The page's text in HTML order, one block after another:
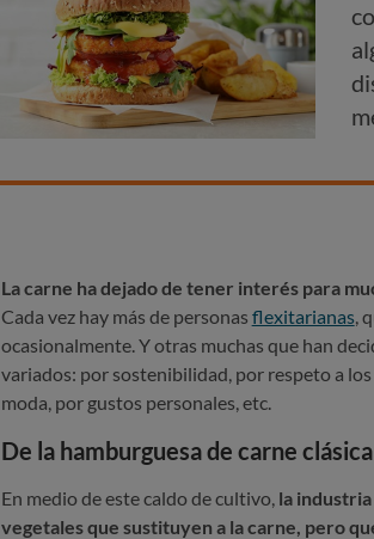
La carne ha dejado de tener interés para
Cada vez hay más de personas flexitarianas,
ocasionalmente. Y otras muchas que han
variados: por sostenibilidad, por respeto a
moda, por gustos personales, etc.
De la hamburguesa de carne
En medio de este caldo de cultivo, la
vegetales que sustituyen a la carne, pero